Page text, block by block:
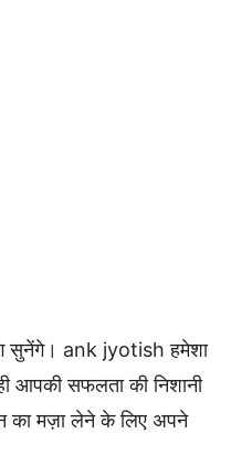
सुनेंगे। ank jyotish हमेशा
आपकी सफलता की निशानी
का मज़ा लेने के लिए अपने